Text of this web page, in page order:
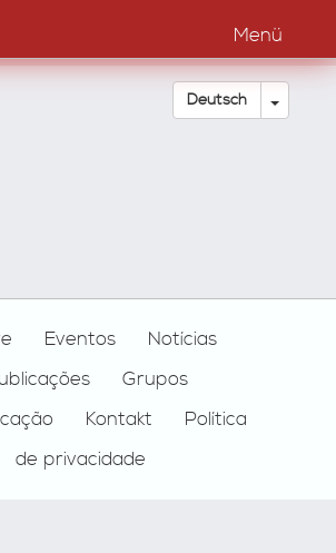
Menü
Deutsch
Eventos
Notícias
Grupos
Kontakt
Política
de privacidade